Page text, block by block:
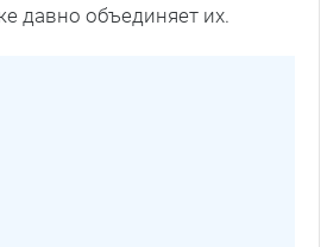
давно объединяет их.